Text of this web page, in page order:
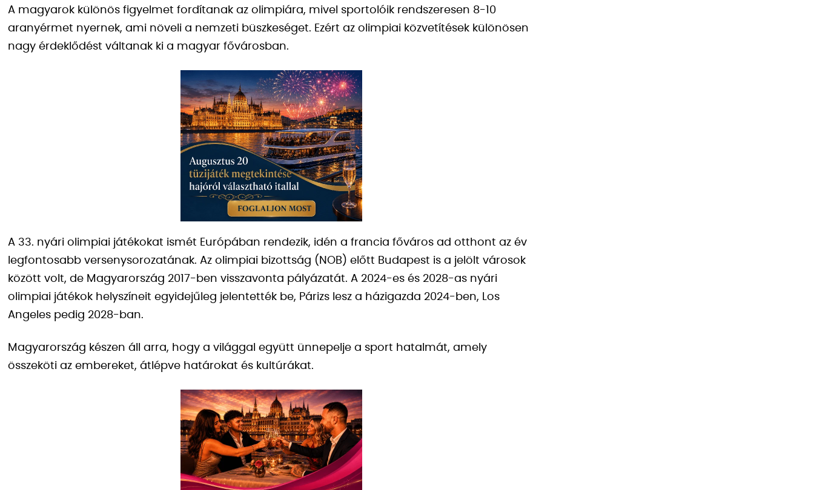
A magyarok különös figyelmet fordítanak az olimpiára, mivel sportolóik rendszeresen 8-10
aranyérmet nyernek, ami növeli a nemzeti büszkeséget. Ezért az olimpiai közvetítések különösen
nagy érdeklődést váltanak ki a magyar fővárosban.
A 33. nyári olimpiai játékokat ismét Európában rendezik, idén a francia főváros ad otthont az év
legfontosabb versenysorozatának. Az olimpiai bizottság (NOB) előtt Budapest is a jelölt városok
között volt, de Magyarország 2017-ben visszavonta pályázatát. A 2024-es és 2028-as nyári
olimpiai játékok helyszíneit egyidejűleg jelentették be, Párizs lesz a házigazda 2024-ben, Los
Angeles pedig 2028-ban.
Magyarország készen áll arra, hogy a világgal együtt ünnepelje a sport hatalmát, amely
összeköti az embereket, átlépve határokat és kultúrákat.